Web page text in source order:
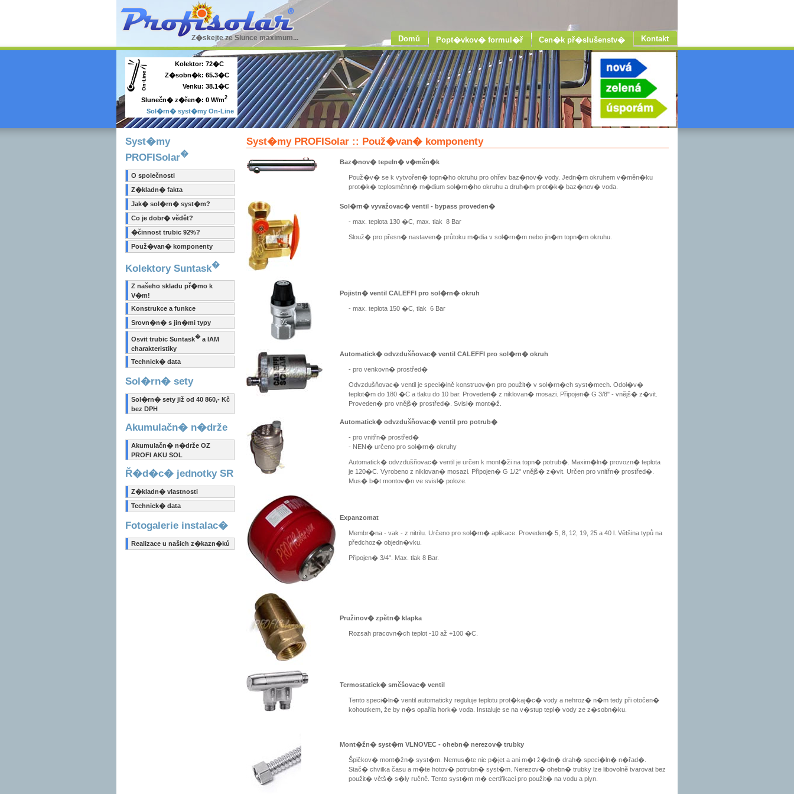
Z�skejte ze Slunce maximum... Domů Popt�vkov� formul�ř Cen�k př�slušenstv� Kontakt
Kolektor: 72�C
Z�sobn�k: 65.3�C
Venku: 38.1�C
Slunečn� z�řen�: 0 W/m2
Sol�rn� syst�my On-Line
Syst�my
PROFISolar�
O společnosti
Z�kladn� fakta
Jak� sol�rn� syst�m?
Co je dobr� vědět?
�činnost trubic 92%?
Použ�van� komponenty
Kolektory Suntask�
Z našeho skladu př�mo k
V�m!
Konstrukce a funkce
Srovn�n� s jin�mi typy
Osvit trubic Suntask�a IAM
charakteristiky
Technick� data
Sol�rn� sety
Sol�rn� sety již od 40 860,- Kč
bez DPH
Akumulačn� n�drže
Akumulačn� n�drže OZ
PROFI AKU SOL
Ř�d�c� jednotky SR
Z�kladn� vlastnosti
Technick� data
Fotogalerie instalac�
Realizace u našich z�kazn�ků
Syst�my PROFISolar :: Použ�van� komponenty
Baz�nov� tepeln� v�měn�k
Použ�v� se k vytvořen� topn�ho okruhu pro ohřev baz�nov� vody. Jedn�m okruhem v�měn�ku
prot�k� teplosměnn� m�dium sol�rn�ho okruhu a druh�m prot�k� baz�nov� voda.
Sol�rn� vyvažovac� ventil - bypass proveden�
- max. teplota 130 �C, max. tlak 8 Bar
Slouž� pro přesn� nastaven� průtoku m�dia v sol�rn�m nebo jin�m topn�m okruhu.
Pojistn� ventil CALEFFI pro sol�rn� okruh
- max. teplota 150 �C, tlak 6 Bar
Automatick� odvzdušňovac� ventil CALEFFI pro sol�rn� okruh
- pro venkovn� prostřed�
Odvzdušňovac� ventil je speci�lně konstruov�n pro použit� v sol�rn�ch syst�mech. Odol�v�
teplot�m do 180 �C a tlaku do 10 bar. Proveden� z niklovan� mosazi. Připojen� G 3/8" - vnějš� z�vit.
Proveden� pro vnějš� prostřed�. Svisl� mont�ž.
Automatick� odvzdušňovac� ventil pro potrub�
- pro vnitřn� prostřed�
- NEN� určeno pro sol�rn� okruhy
Automatick� odvzdušňovac� ventil je určen k mont�ži na topn� potrub�. Maxim�ln� provozn� teplota
je 120�C. Vyrobeno z niklovan� mosazi. Připojen� G 1/2" vnějš� z�vit. Určen pro vnitřn� prostřed�.
Mus� b�t montov�n ve svisl� poloze.
Expanzomat
Membr�na - vak - z nitrilu. Určeno pro sol�rn� aplikace. Proveden� 5, 8, 12, 19, 25 a 40 l. Většina typů na
předchoz� objedn�vku.
Připojen� 3/4". Max. tlak 8 Bar.
Pružinov� zpětn� klapka
Rozsah pracovn�ch teplot -10 až +100 �C.
Termostatick� směšovac� ventil
Tento speci�ln� ventil automaticky reguluje teplotu prot�kaj�c� vody a nehroz� n�m tedy při otočen�
kohoutkem, že by n�s opařila hork� voda. Instaluje se na v�stup tepl� vody ze z�sobn�ku.
Mont�žn� syst�m VLNOVEC - ohebn� nerezov� trubky
Špičkov� mont�žn� syst�m. Nemus�te nic p�jet a ani m�t ž�dn� drah� speci�ln� n�řad�.
Stač� chvilka času a m�te hotov� potrubn� syst�m. Nerezov� ohebn� trubky lze libovolně tvarovat bez
použit� větš� s�ly ručně. Tento syst�m m� certifikaci pro použit� na vodu a plyn.